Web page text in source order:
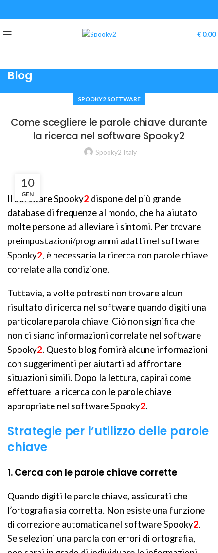
€ 0.00
Blog
SPOOKY2 SOFTWARE
Come scegliere le parole chiave durante
la ricerca nel software Spooky2
Spooky2 Italy
10
GEN
Il software Spooky2 dispone del più grande
database di frequenze al mondo, che ha aiutato
molte persone ad alleviare i sintomi. Per trovare
preimpostazioni/programmi adatti nel software
Spooky2, è necessaria la ricerca con parole chiave
correlate alla condizione.
Tuttavia, a volte potresti non trovare alcun
risultato di ricerca nel software quando digiti una
particolare parola chiave. Ciò non significa che
non ci siano informazioni correlate nel software
Spooky2. Questo blog fornirà alcune informazioni
con suggerimenti per aiutarti ad affrontare
situazioni simili. Dopo la lettura, capirai come
effettuare la ricerca con le parole chiave
appropriate nel software Spooky2.
Strategie per l’utilizzo delle parole
chiave
1. Cerca con le parole chiave corrette
Quando digiti le parole chiave, assicurati che
l’ortografia sia corretta. Non esiste una funzione
di correzione automatica nel software Spooky2.
Se selezioni una parola con errori di ortografia,